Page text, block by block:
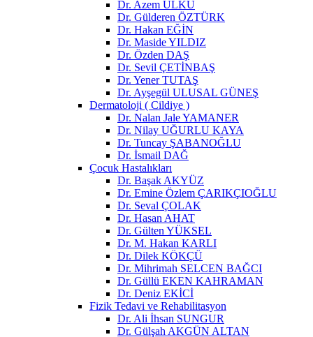
Dr. Azem ÜLKÜ
Dr. Gülderen ÖZTÜRK
Dr. Hakan EĞİN
Dr. Maside YILDIZ
Dr. Özden DAŞ
Dr. Sevil ÇETİNBAŞ
Dr. Yener TUTAŞ
Dr. Ayşegül ULUSAL GÜNEŞ
Dermatoloji ( Cildiye )
Dr. Nalan Jale YAMANER
Dr. Nilay UĞURLU KAYA
Dr. Tuncay ŞABANOĞLU
Dr. İsmail DAĞ
Çocuk Hastalıkları
Dr. Başak AKYÜZ
Dr. Emine Özlem ÇARIKÇIOĞLU
Dr. Seval ÇOLAK
Dr. Hasan AHAT
Dr. Gülten YÜKSEL
Dr. M. Hakan KARLI
Dr. Dilek KÖKÇÜ
Dr. Mihrimah SELCEN BAĞCI
Dr. Güllü EKEN KAHRAMAN
Dr. Deniz EKİCİ
Fizik Tedavi ve Rehabilitasyon
Dr. Ali İhsan SUNGUR
Dr. Gülşah AKGÜN ALTAN